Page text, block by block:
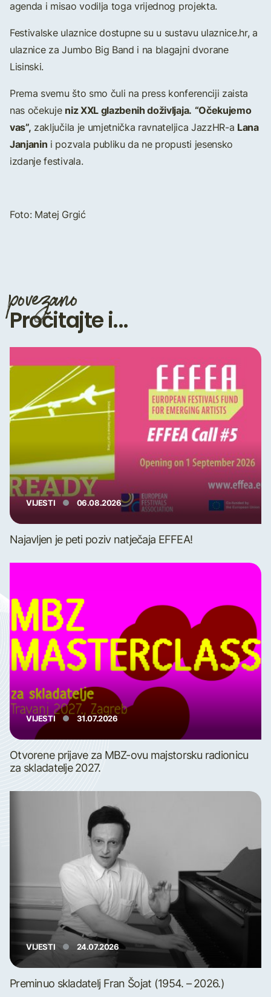
agenda i misao vodilja toga vrijednog projekta.
Festivalske ulaznice dostupne su u sustavu ulaznice.hr, a
ulaznice za Jumbo Big Band i na blagajni dvorane
Lisinski.
Prema svemu što smo čuli na press konferenciji zaista
nas očekuje niz XXL glazbenih doživljaja. “Očekujemo
vas”, zaključila je umjetnička ravnateljica JazzHR-a Lana
Janjanin i pozvala publiku da ne propusti jesensko
izdanje festivala.
Foto: Matej Grgić
povezano
Pročitajte i...
VIJESTI 06.08.2026
Najavljen je peti poziv natječaja EFFEA!
VIJESTI 31.07.2026
Otvorene prijave za MBZ-ovu majstorsku radionicu
za skladatelje 2027.
VIJESTI 24.07.2026
Preminuo skladatelj Fran Šojat (1954. – 2026.)